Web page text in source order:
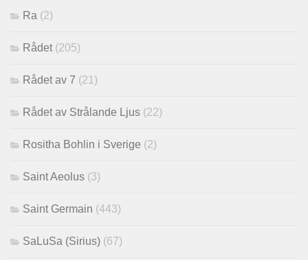
Ra (2)
Rådet (205)
Rådet av 7 (21)
Rådet av Strålande Ljus (22)
Rositha Bohlin i Sverige (2)
Saint Aeolus (3)
Saint Germain (443)
SaLuSa (Sirius) (67)